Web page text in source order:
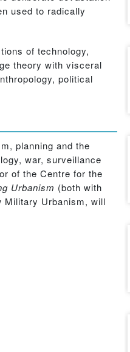
used to radically
of technology,
theory with visceral
political
planning and the
war, surveillance
of the Centre for the
Urbanism (both with
Military Urbanism, will